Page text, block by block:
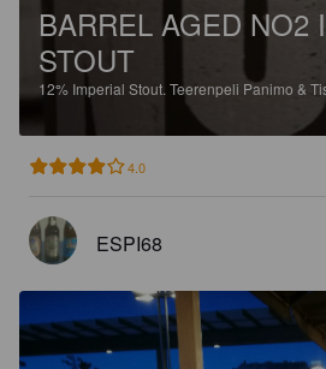
BARREL AGED NO2
STOUT
12% Imperial Stout. Teerenpeli Panimo &
4.0
ESPI68